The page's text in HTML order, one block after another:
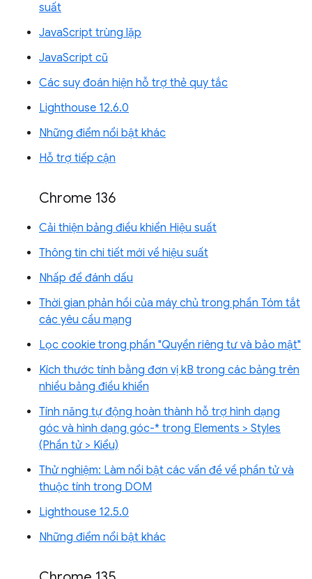
suất
JavaScript trùng lặp
JavaScript cũ
Các suy đoán hiện hỗ trợ thẻ quy tắc
Lighthouse 12.6.0
Những điểm nổi bật khác
Hỗ trợ tiếp cận
Chrome 136
Cải thiện bảng điều khiển Hiệu suất
Thông tin chi tiết mới về hiệu suất
Nhấp để đánh dấu
Thời gian phản hồi của máy chủ trong phần Tóm tắt
các yêu cầu mạng
Lọc cookie trong phần "Quyền riêng tư và bảo mật"
Kích thước tính bằng đơn vị kB trong các bảng trên
nhiều bảng điều khiển
Tính năng tự động hoàn thành hỗ trợ hình dạng
góc và hình dạng góc-* trong Elements > Styles
(Phần tử > Kiểu)
Thử nghiệm: Làm nổi bật các vấn đề về phần tử và
thuộc tính trong DOM
Lighthouse 12.5.0
Những điểm nổi bật khác